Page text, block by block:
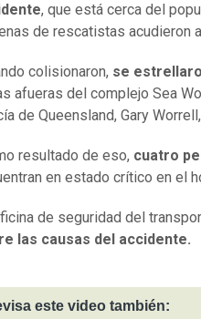
, que está cerca del
de rescatistas acudieron
colisionaron, se
afueras del complejo Sea
de Queensland, Gary
resultado de eso, cuatro
en estado crítico en el
de seguridad del
las causas del accidente.
este video también: